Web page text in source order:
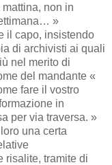
non in
»
il capo, insistendo
di archivisti ai quali
nel merito di
del mandante «
fare il vostro
in
per via traversa. »
una certa
risalite, tramite di